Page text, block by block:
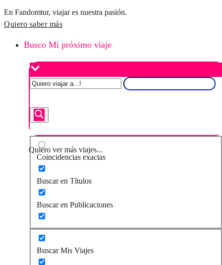
En Fandomtur, viajar es nuestra pasión.
Quiero saber más
Busco Mi próximo viaje
Quiero ver más viajes...
Coincidencias exactas
Buscar en Títulos
Buscar en Publicaciones
Buscar Mis Viajes